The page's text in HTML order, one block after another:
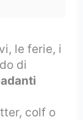
le ferie, i
di
colf o